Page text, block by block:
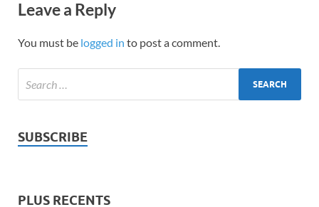
Leave a Reply
You must be logged in to post a comment.
SUBSCRIBE
PLUS RECENTS